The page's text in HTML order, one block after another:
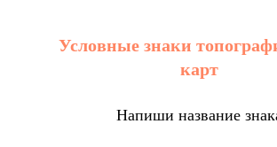
Условные знаки
карт
Напиши название